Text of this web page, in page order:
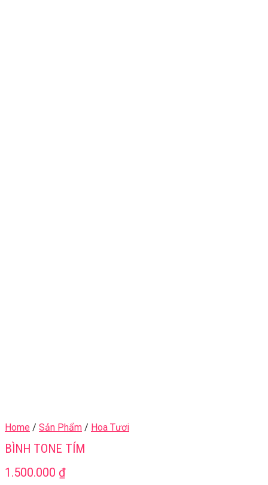
Home / Sản Phẩm / Hoa Tươi
BÌNH TONE TÍM
1.500.000 ₫